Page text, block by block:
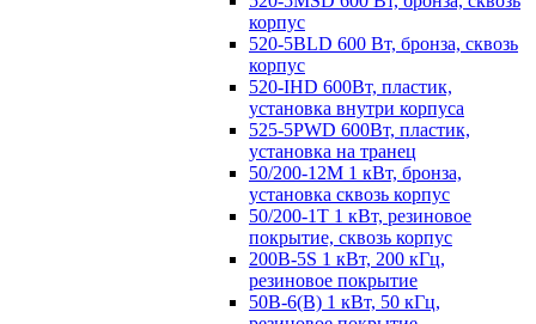
корпус
520-5BLD 600 Вт, бронза, сквозь
корпус
520-IHD 600Вт, пластик,
установка внутри корпуса
525-5PWD 600Вт, пластик,
установка на транец
50/200-12M 1 кВт, бронза,
установка сквозь корпус
50/200-1T 1 кВт, резиновое
покрытие, сквозь корпус
200B-5S 1 кВт, 200 кГц,
резиновое покрытие
50B-6(B) 1 кВт, 50 кГц,